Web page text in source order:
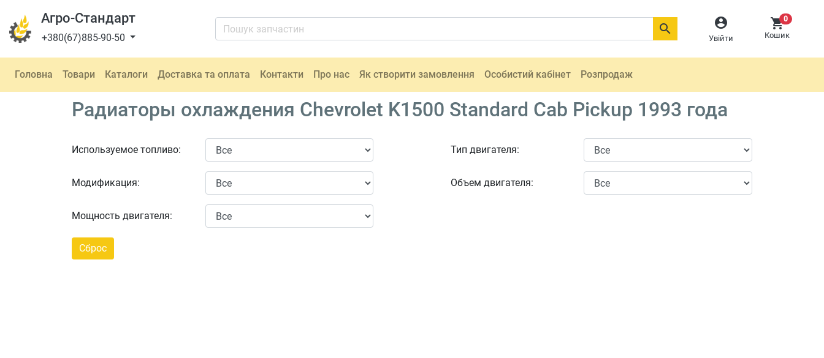
Агро-Стандарт
+380(67)885-90-50

Увійти
0
Кошик

Головна Товари Каталоги Доставка та оплата Контакти Про нас Як створити замовлення Особистий кабінет Розпродаж
Радиаторы охлаждения Chevrolet K1500 Standard Cab Pickup 1993 года
Используемое топливо:
Модификация:
Мощность двигателя:
Тип двигателя:
Объем двигателя: